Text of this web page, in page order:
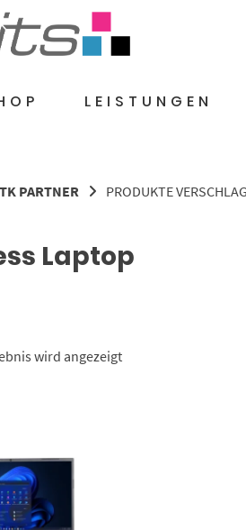
LEISTUNGEN
PARTNER PRODUKTE
Laptop
wird angezeigt